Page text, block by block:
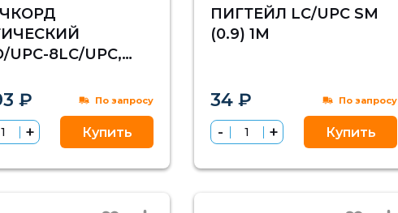
UPC-8LC/UPC,
₽ По запросу
Купить
ПИГТЕЙЛ LC/UPC SM
(0.9) 1M
34 ₽ По запросу
Купить